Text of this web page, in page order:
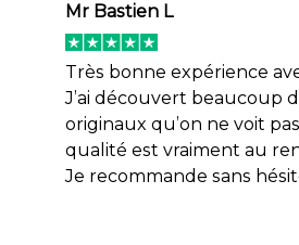
Mr Bastien L
Très bonne expérience
J’ai découvert beaucoup
originaux qu’on ne voit
qualité est vraiment au
Je recommande sans